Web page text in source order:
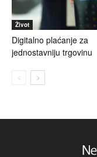
Život
Digitalno plaćanje za
jednostavniju trgovinu